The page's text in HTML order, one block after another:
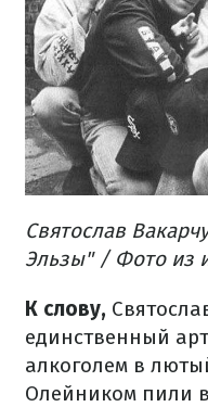
Святослав
Эльзы" / Фото из
К слову,
единственный
алкоголем в
Олейником пили